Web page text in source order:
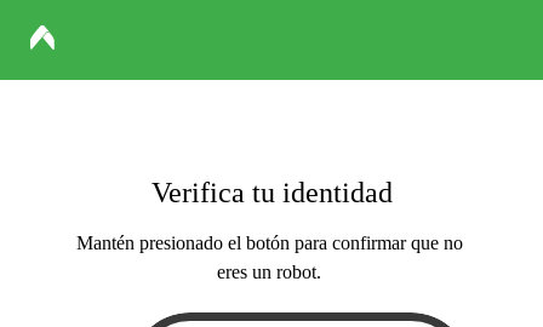
Verifica tu identidad
Mantén presionado el botón para confirmar que no
eres un robot.